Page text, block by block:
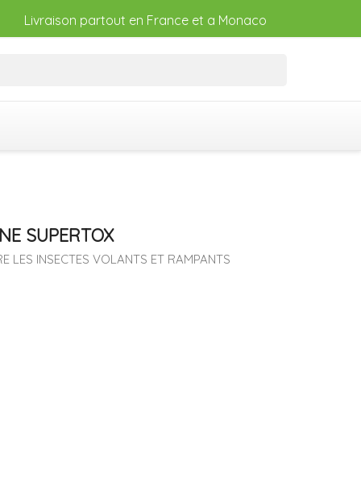
Livraison partout en France et a Monaco
SUPERTOX
LES INSECTES VOLANTS ET RAMPANTS